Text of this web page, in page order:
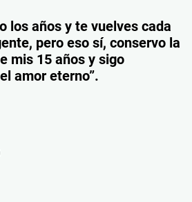
los años y te vuelves cada
pero eso sí, conservo la
mis 15 años y sigo
amor eterno”.